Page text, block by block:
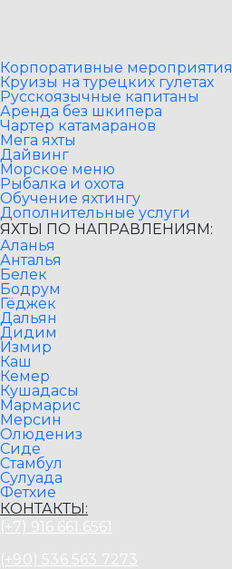
Корпоративные мероприятия
Круизы на турецких гулетах
Русскоязычные капитаны
Аренда без шкипера
Чартер катамаранов
Мега яхты
Дайвинг
Морское меню
Рыбалка и охота
Обучение яхтингу
Дополнительные услуги
ЯХТЫ ПО НАПРАВЛЕНИЯМ:
Аланья
Анталья
Белек
Бодрум
Гёджек
Дальян
Дидим
Измир
Каш
Кемер
Кушадасы
Мармарис
Мерсин
Олюдениз
Сиде
Стамбул
Сулуада
Фетхие
КОНТАКТЫ:
(+7) 916 661 6561
(+90) 536 563 7273